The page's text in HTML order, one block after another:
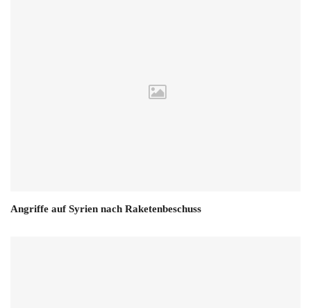
Angriffe auf Syrien nach Raketenbeschuss